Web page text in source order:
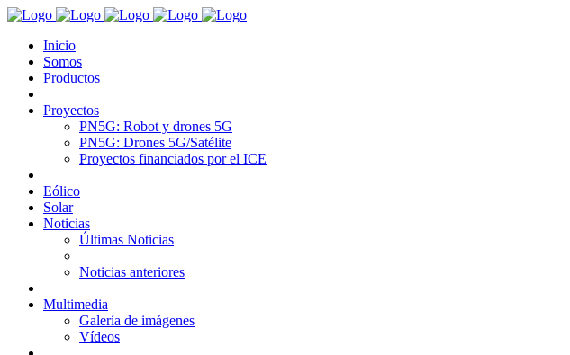
Inicio
Somos
Productos
Proyectos
PN5G: Robot y drones 5G
PN5G: Drones 5G/Satélite
Proyectos financiados por el ICE
Eólico
Solar
Noticias
Últimas Noticias
Noticias anteriores
Multimedia
Galería de imágenes
Vídeos